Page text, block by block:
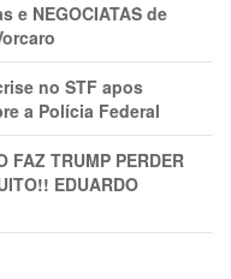
e NEGOCIATAS de
no STF apos
a Polícia Federal
FAZ TRUMP PERDER
EDUARDO